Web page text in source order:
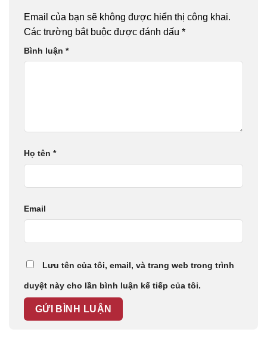
Email của bạn sẽ không được hiển thị công khai.
Các trường bắt buộc được đánh dấu *
Bình luận *
Họ tên *
Email
Lưu tên của tôi, email, và trang web trong trình
duyệt này cho lần bình luận kế tiếp của tôi.